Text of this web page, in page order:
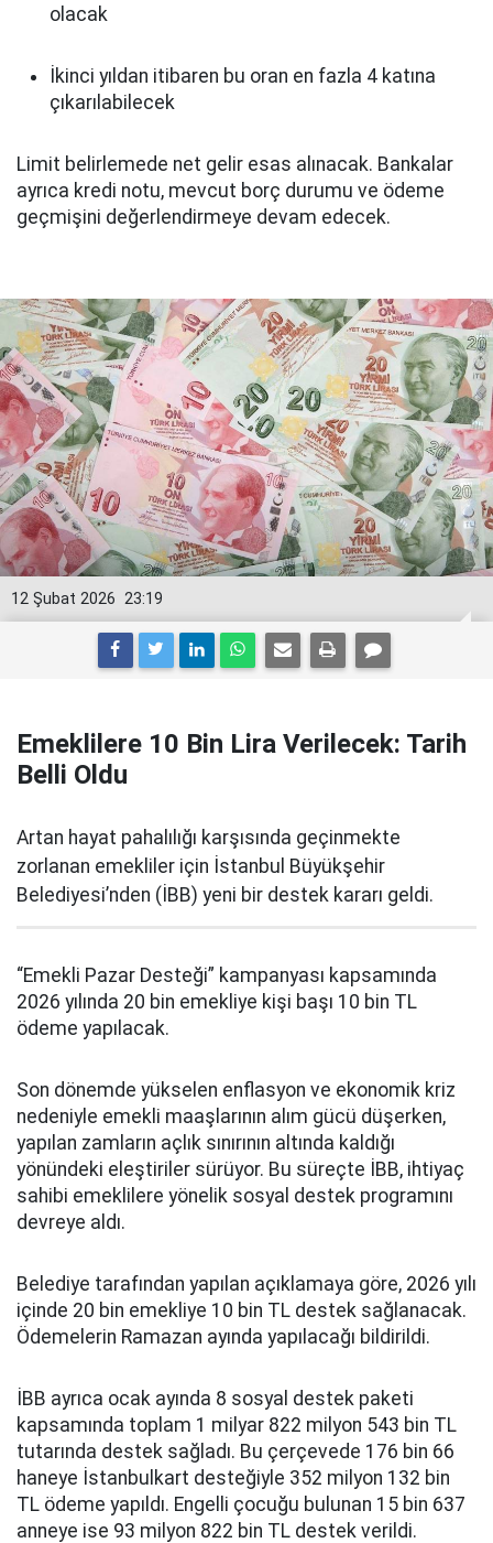
olacak
İkinci yıldan itibaren bu oran en fazla 4 katına
çıkarılabilecek
Limit belirlemede net gelir esas alınacak. Bankalar
ayrıca kredi notu, mevcut borç durumu ve ödeme
geçmişini değerlendirmeye devam edecek.
23:19
12 Şubat 2026
Emeklilere 10 Bin Lira Verilecek: Tarih
Belli Oldu
Artan hayat pahalılığı karşısında geçinmekte
zorlanan emekliler için İstanbul Büyükşehir
Belediyesi’nden (İBB) yeni bir destek kararı geldi.
“Emekli Pazar Desteği” kampanyası kapsamında
2026 yılında 20 bin emekliye kişi başı 10 bin TL
ödeme yapılacak.
Son dönemde yükselen enflasyon ve ekonomik kriz
nedeniyle emekli maaşlarının alım gücü düşerken,
yapılan zamların açlık sınırının altında kaldığı
yönündeki eleştiriler sürüyor. Bu süreçte İBB, ihtiyaç
sahibi emeklilere yönelik sosyal destek programını
devreye aldı.
Belediye tarafından yapılan açıklamaya göre, 2026 yılı
içinde 20 bin emekliye 10 bin TL destek sağlanacak.
Ödemelerin Ramazan ayında yapılacağı bildirildi.
İBB ayrıca ocak ayında 8 sosyal destek paketi
kapsamında toplam 1 milyar 822 milyon 543 bin TL
tutarında destek sağladı. Bu çerçevede 176 bin 66
haneye İstanbulkart desteğiyle 352 milyon 132 bin
TL ödeme yapıldı. Engelli çocuğu bulunan 15 bin 637
anneye ise 93 milyon 822 bin TL destek verildi.